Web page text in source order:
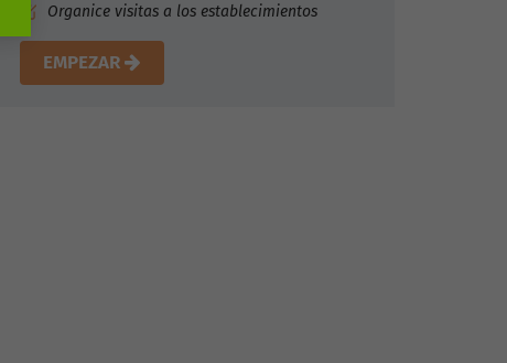
Organice visitas a los establecimientos
EMPEZAR